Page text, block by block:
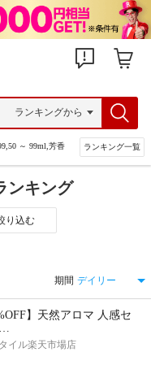
～ 99ml,芳香 ランキング一覧
ンキング
り込む
期間
】天然アロマ 人感セ
イル楽天市場店